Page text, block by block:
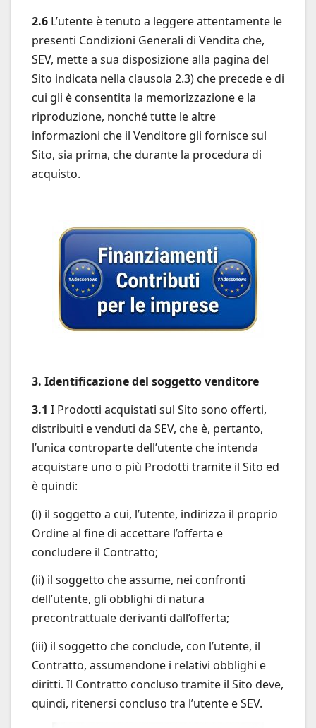
2.6 L’utente è tenuto a leggere attentamente le
presenti Condizioni Generali di Vendita che,
SEV, mette a sua disposizione alla pagina del
Sito indicata nella clausola 2.3) che precede e di
cui gli è consentita la memorizzazione e la
riproduzione, nonché tutte le altre
informazioni che il Venditore gli fornisce sul
Sito, sia prima, che durante la procedura di
acquisto.
3. Identificazione del soggetto venditore
3.1 I Prodotti acquistati sul Sito sono offerti,
distribuiti e venduti da SEV, che è, pertanto,
l’unica controparte dell’utente che intenda
acquistare uno o più Prodotti tramite il Sito ed
è quindi:
(i) il soggetto a cui, l’utente, indirizza il proprio
Ordine al fine di accettare l’offerta e
concludere il Contratto;
(ii) il soggetto che assume, nei confronti
dell’utente, gli obblighi di natura
precontrattuale derivanti dall’offerta;
(iii) il soggetto che conclude, con l’utente, il
Contratto, assumendone i relativi obblighi e
diritti. Il Contratto concluso tramite il Sito deve,
quindi, ritenersi concluso tra l’utente e SEV.